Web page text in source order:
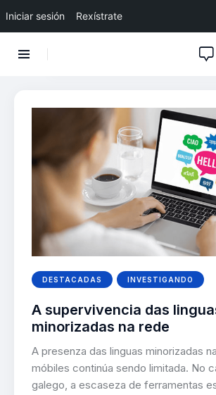
Iniciar sesión Rexístrate
DESTACADAS INVESTIGANDO
A supervivencia das
minorizadas na rede
A presenza das linguas minorizadas
móbiles continúa sendo limitada. No
galego, a escaseza de ferramentas